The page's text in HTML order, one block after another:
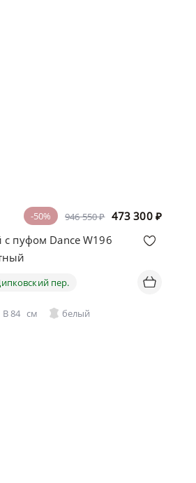
946 550 ₽ 473 300 ₽
-50%
пуфом Dance W196
пер.
В84 см белый